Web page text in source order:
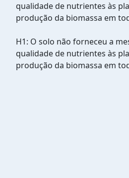
qualidade de nutrientes às
produção da biomassa em
H1: O solo não forneceu a
qualidade de nutrientes às
produção da biomassa em